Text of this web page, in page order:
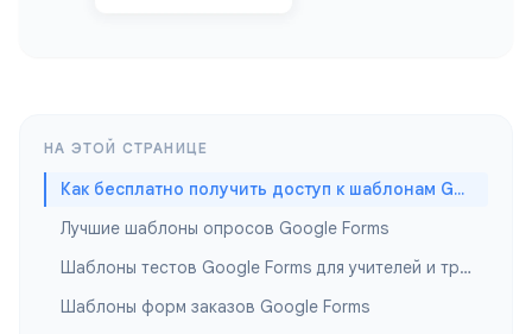
НА ЭТОЙ СТРАНИЦЕ
Как бесплатно получить доступ к шаблонам Google Forms
Лучшие шаблоны опросов Google Forms
Шаблоны тестов Google Forms для учителей и тренеров
Шаблоны форм заказов Google Forms